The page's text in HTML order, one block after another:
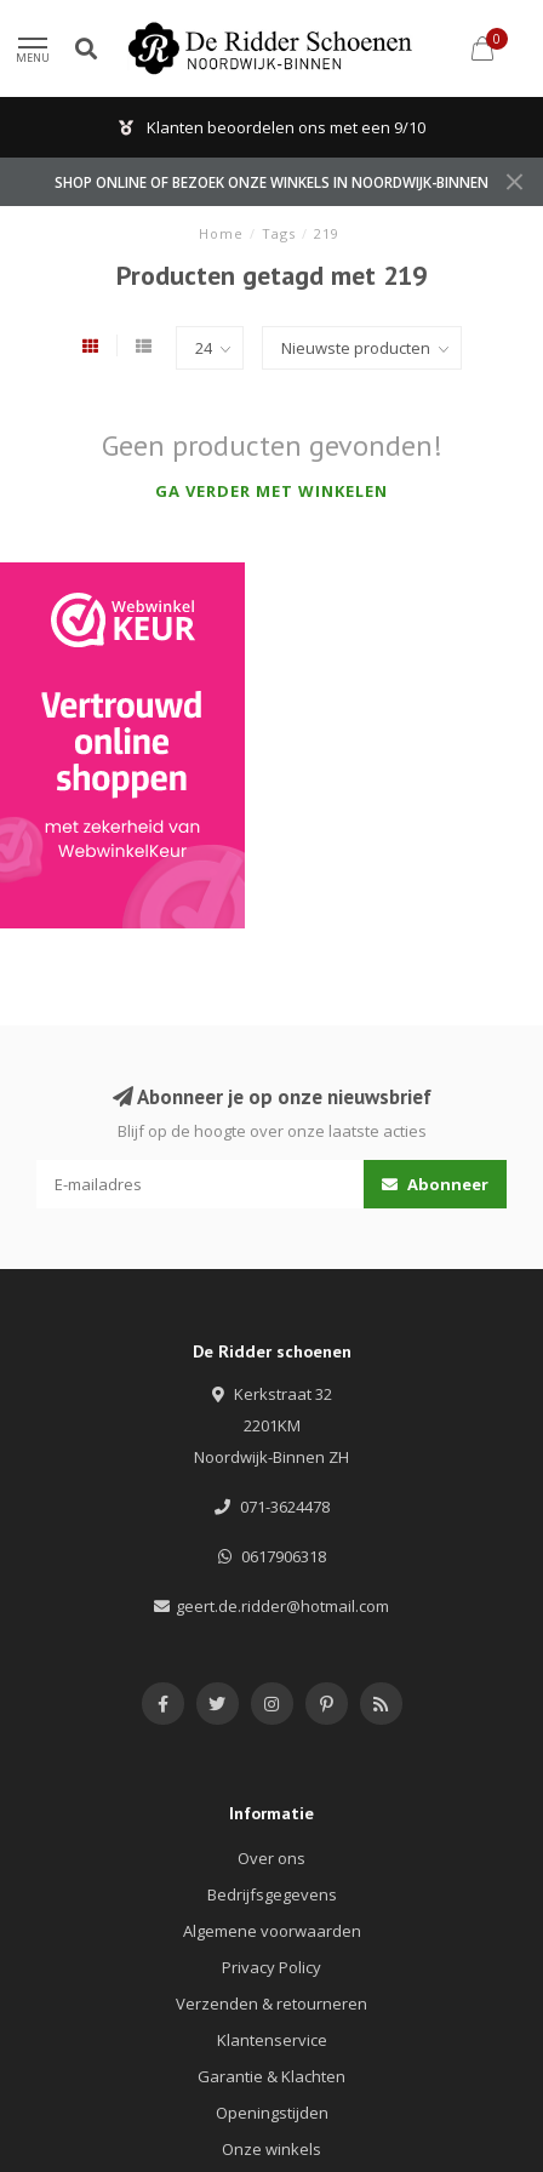
MENU
0
Klanten beoordelen ons met een 9/10
SHOP ONLINE OF BEZOEK ONZE WINKELS IN NOORDWIJK-BINNEN
Home / Tags / 219
Producten getagd met 219
Geen producten gevonden!
GA VERDER MET WINKELEN
Abonneer je op onze nieuwsbrief
Blijf op de hoogte over onze laatste acties
Abonneer
De Ridder schoenen
Kerkstraat 32
2201KM
Noordwijk-Binnen ZH
071-3624478
0617906318
geert.de.ridder@hotmail.com
Informatie
Over ons
Bedrijfsgegevens
Algemene voorwaarden
Privacy Policy
Verzenden & retourneren
Klantenservice
Garantie & Klachten
Openingstijden
Onze winkels